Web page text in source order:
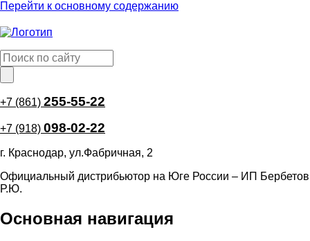
Перейти к основному содержанию
+7 (861) 255-55-22
+7 (918) 098-02-22
г. Краснодар, ул.Фабричная, 2
Официальный дистрибьютор на Юге России – ИП Бербетов
Р.Ю.
Основная навигация